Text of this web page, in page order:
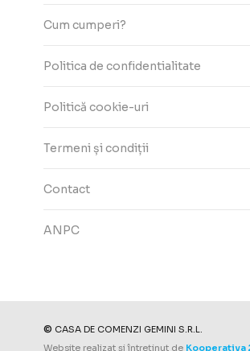
Cum cumperi?
Politica de confidentialitate
Politică cookie-uri
Termeni și condiții
Contact
ANPC
© CASA DE COMENZI GEMINI S.R.L.
Website realizat și întreținut de Kooperativa